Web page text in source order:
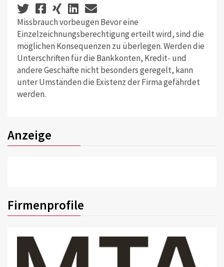
Missbrauch vorbeugen Bevor eine
Einzelzeichnungsberechtigung erteilt wird, sind die
möglichen Konsequenzen zu überlegen. Werden die
Unterschriften für die Bankkonten, Kredit- und
andere Geschäfte nicht besonders geregelt, kann
unter Umständen die Existenz der Firma gefährdet
werden.
Anzeige
Firmenprofile